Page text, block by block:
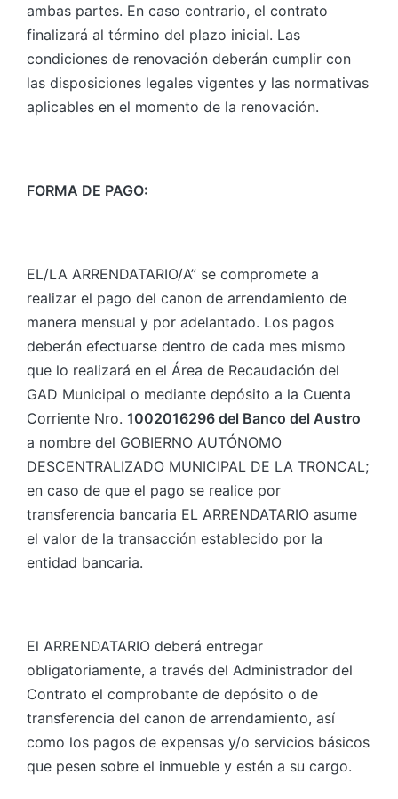
ambas partes. En caso contrario, el contrato
finalizará al término del plazo inicial. Las
condiciones de renovación deberán cumplir con
las disposiciones legales vigentes y las normativas
aplicables en el momento de la renovación.
FORMA DE PAGO:
EL/LA ARRENDATARIO/A” se compromete a
realizar el pago del canon de arrendamiento de
manera mensual y por adelantado. Los pagos
deberán efectuarse dentro de cada mes mismo
que lo realizará en el Área de Recaudación del
GAD Municipal o mediante depósito a la Cuenta
Corriente Nro. 1002016296 del Banco del Austro
a nombre del GOBIERNO AUTÓNOMO
DESCENTRALIZADO MUNICIPAL DE LA TRONCAL;
en caso de que el pago se realice por
transferencia bancaria EL ARRENDATARIO asume
el valor de la transacción establecido por la
entidad bancaria.
El ARRENDATARIO deberá entregar
obligatoriamente, a través del Administrador del
Contrato el comprobante de depósito o de
transferencia del canon de arrendamiento, así
como los pagos de expensas y/o servicios básicos
que pesen sobre el inmueble y estén a su cargo.